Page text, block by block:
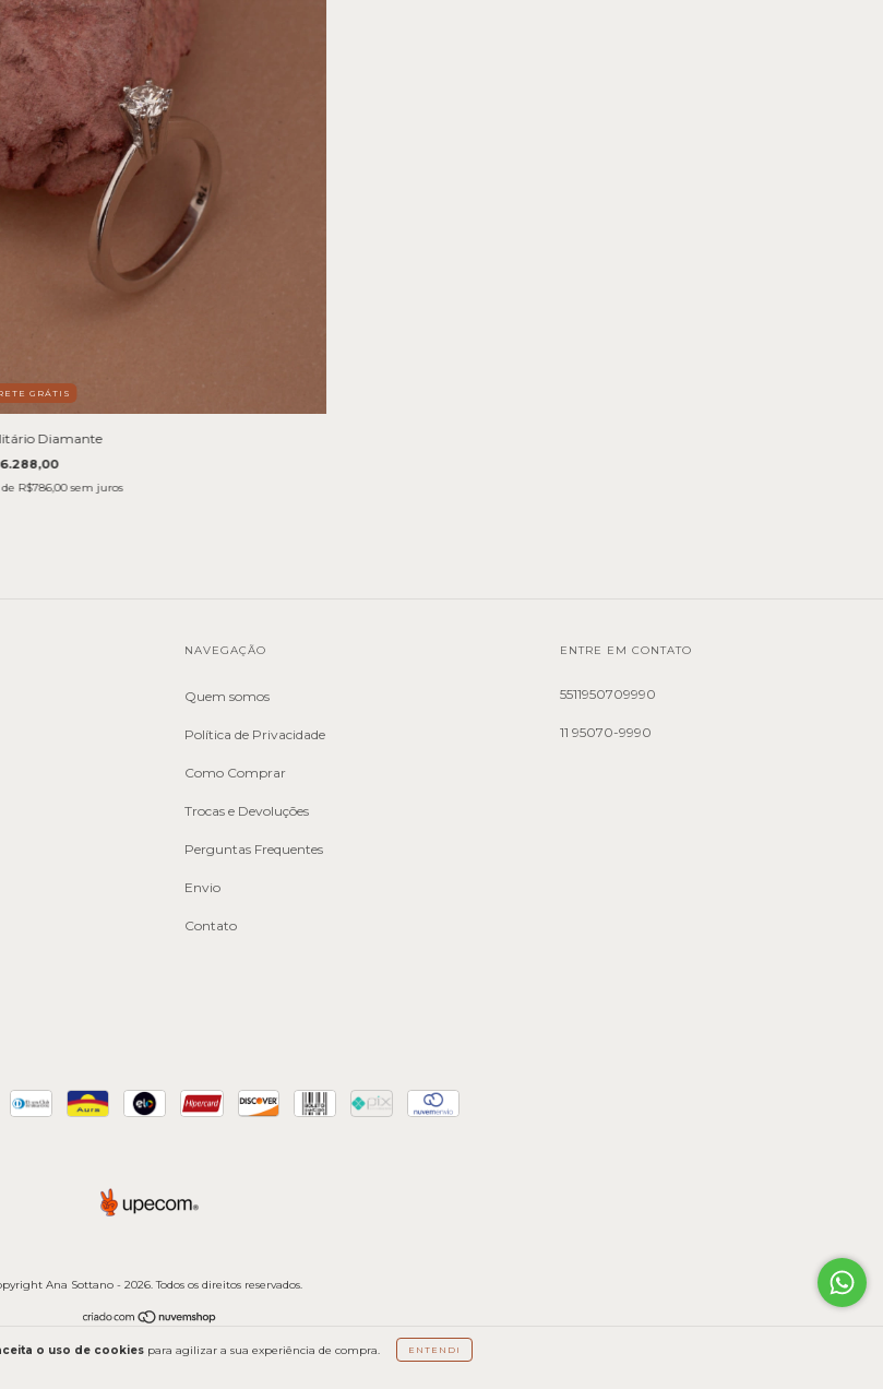
o uso de cookies para agilizar a sua experiência de compra. ENTENDI
GRÁTIS
Diamante
R$786,00 sem juros
NAVEGAÇÃO
Quem somos
Política de Privacidade
Como Comprar
Trocas e Devoluções
Perguntas Frequentes
Envio
Contato
ENTRE EM CONTATO
5511950709990
11 95070-9990
Ana Sottano - 2026. Todos os direitos reservados.